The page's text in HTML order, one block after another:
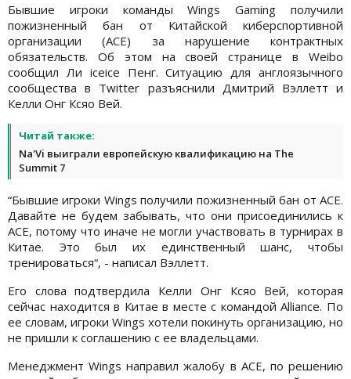
Бывшие игроки команды Wings Gaming получили
пожизненный бан от Китайской киберспортивной
организации (ACE) за нарушение контрактных
обязательств. Об этом на своей странице в Weibo
сообщил Ли iceice Пенг. Ситуацию для англоязычного
сообщества в Twitter разъяснили Дмитрий Вэллетт и
Келли Онг Ксяо Вей.
Читай также:
Na'Vi выиграли европейскую квалификацию на The
Summit 7
“Бывшие игроки Wings получили пожизненный бан от ACE.
Давайте не будем забывать, что они присоединились к
ACE, потому что иначе не могли участвовать в турнирах в
Китае. Это был их единственный шанс, чтобы
тренироваться“, - написал Вэллетт.
Его слова подтвердила Келли Онг Ксяо Вей, которая
сейчас находится в Китае в месте с командой Alliance. По
ее словам, игроки Wings хотели покинуть организацию, но
не пришли к соглашению с ее владельцами.
Менеджмент Wings направил жалобу в ACE, по решению